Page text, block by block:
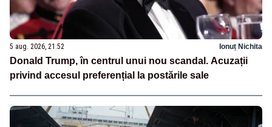
5 aug. 2026, 21:52 Ionuț Nichita
Donald Trump, în centrul unui nou scandal. Acuzații
privind accesul preferențial la postările sale